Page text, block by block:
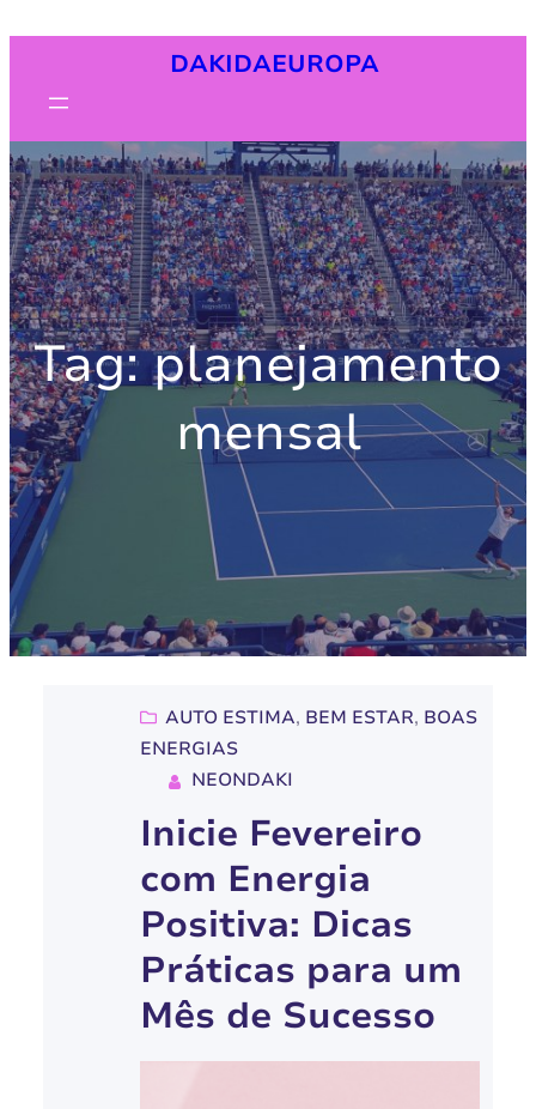
conteúdo
DAKIDAEUROPA
Tag:planejamento
mensal
AUTO ESTIMA, BEM ESTAR, BOAS
ENERGIAS
NEONDAKI
Inicie Fevereiro
com Energia
Positiva: Dicas
Práticas para um
Mês de Sucesso